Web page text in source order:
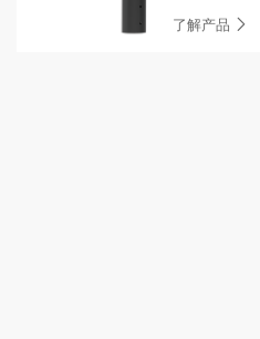
了解产品 